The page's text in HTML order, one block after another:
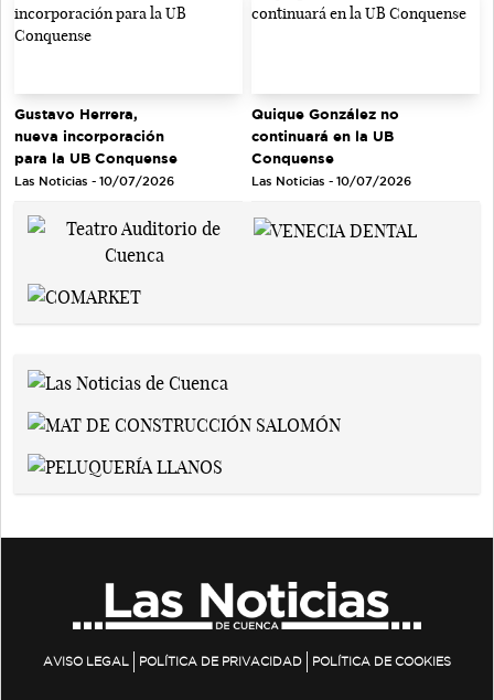
Gustavo Herrera,
nueva incorporación
para la UB Conquense
Las Noticias - 10/07/2026
Quique González no
continuará en la UB
Conquense
Las Noticias - 10/07/2026
AVISO LEGAL POLÍTICA DE PRIVACIDAD POLÍTICA DE COOKIES